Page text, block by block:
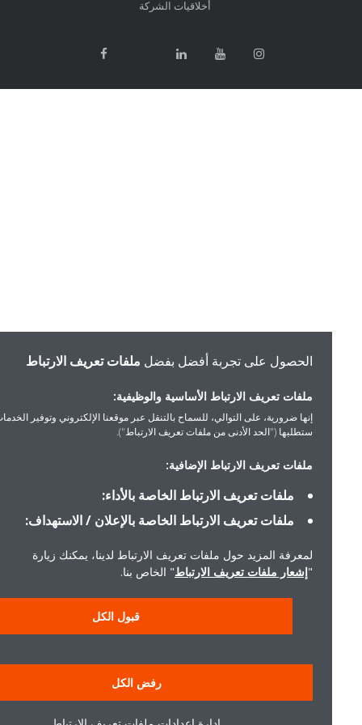
أخلاقيات الشركة
الحصول على تجربة أفضل بفضلملفات تعريف الارتباط
ملفات تعريف الارتباط الأساسية والوظيفية:
إنها ضرورية، على التوالي، للسماح بالتنقل عبر موقعنا الإلكتروني وتوفير الخدمات التي
ستطلبها ("الحد الأدنى من ملفات تعريف الارتباط").
ملفات تعريف الارتباط الإضافية:
ملفات تعريف الارتباط الخاصة بالأداء:
ملفات تعريف الارتباط الخاصة بالإعلان / الاستهداف:
لمعرفة المزيد حول ملفات تعريف الارتباط لدينا، يمكنك زيارة
إشعار ملفات تعريف الارتباط" الخاص بنا.
قبول الكل
رفض الكل